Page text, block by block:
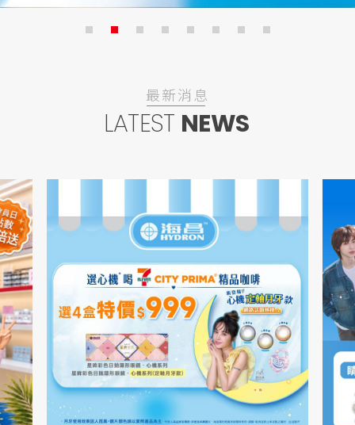
LATEST NEWS
最新消息
日本【TOPARDS】托帕姿彩日第2盒半價+199元多1盒
【酷柏】珂朗清日拋2盒折250元
【酷柏】美怡天散光日拋2盒折360元